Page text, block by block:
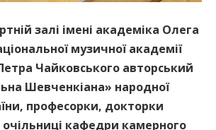
залі імені академіка Олега
музичної академії
Чайковського авторський
Шевченкіана» народної
професорки, докторки
очільниці кафедри камерного